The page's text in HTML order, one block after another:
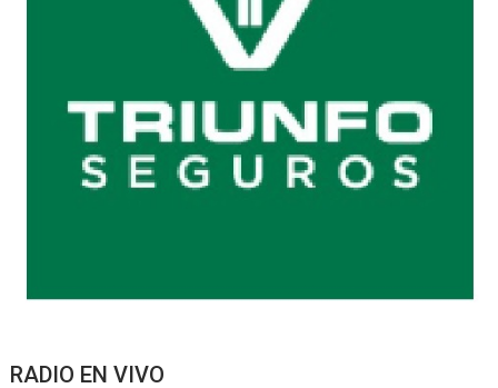
RADIO EN VIVO